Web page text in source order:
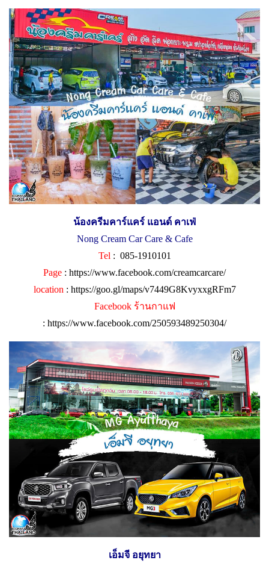
น้องครีมคาร์แคร์ แอนด์ คาเฟ่
Nong Cream Car Care & Cafe
Tel : 085-1910101
Page : https://www.facebook.com/creamcarcare/
location : https://goo.gl/maps/v7449G8KvyxxgRFm7
Facebook ร้านกาแฟ
: https://www.facebook.com/250593489250304/
เอ็มจี อยุทยา